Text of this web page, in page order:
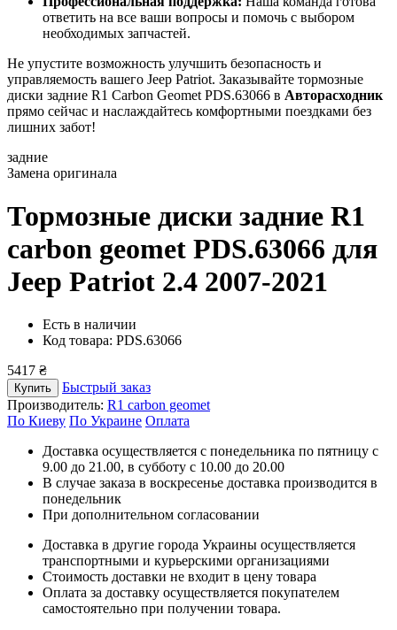
ответить на все ваши вопросы и помочь с выбором
необходимых запчастей.
Не упустите возможность улучшить безопасность и
управляемость вашего Jeep Patriot. Заказывайте тормозные
диски задние R1 Carbon Geomet PDS.63066 в Авторасходник
прямо сейчас и наслаждайтесь комфортными поездками без
лишних забот!
задние
Замена оригинала
Тормозные диски задние R1
carbon geomet PDS.63066 для
Jeep Patriot 2.4 2007-2021
Есть в наличии
Код товара: PDS.63066
5417 ₴
Купить
Быстрый заказ
Производитель: R1 carbon geomet
По Киеву По Украине Оплата
Доставка осуществляется с понедельника по пятницу с
9.00 до 21.00, в субботу с 10.00 до 20.00
В случае заказа в воскресенье доставка производится в
понедельник
При дополнительном согласовании
Доставка в другие города Украины осуществляется
транспортными и курьерскими организациями
Стоимость доставки не входит в цену товара
Оплата за доставку осуществляется покупателем
самостоятельно при получении товара.